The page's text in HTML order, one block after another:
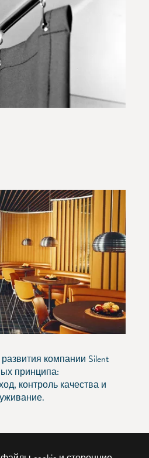
компании Silent
принципа:
контроль качества и